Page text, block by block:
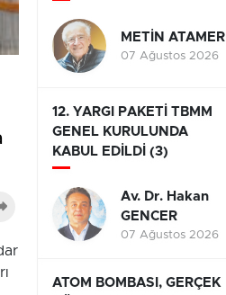
METİN ATAMER
07 Ağustos 2026
12. YARGI PAKETİ TBMM
GENEL KURULUNDA
KABUL EDİLDİ (3)
Av. Dr. Hakan
GENCER
07 Ağustos 2026
ATOM BOMBASI, GERÇEK